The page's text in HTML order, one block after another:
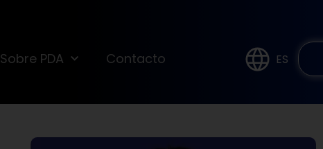
Sobre PDA Contacto ES